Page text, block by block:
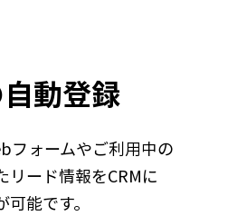
動登録
フォームやご利用中の
ード情報をCRMに
能です。